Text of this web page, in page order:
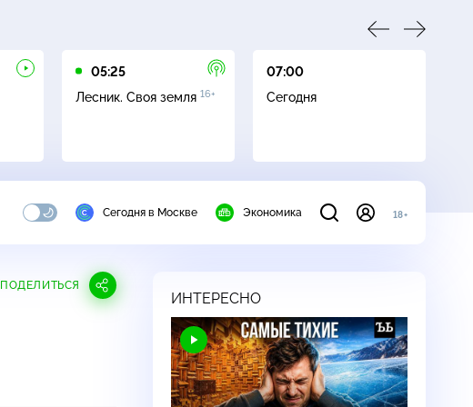
05:25
Лесник. Своя земля 16+
07:00
Сегодня
Сегодня в Москве Экономика 18+
ПОДЕЛИТЬСЯ
ИНТЕРЕСНО